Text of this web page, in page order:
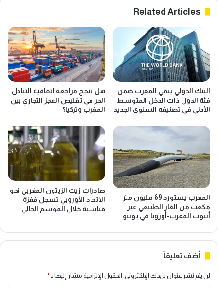
Related Articles
البنك الدولي يبقي المغرب ضمن
فئة الدول ذات الدخل المتوسط
الأدنى في تصنيفه السنوي الجديد
هل تنجح مراجعة اتفاقية التبادل
الحر في تقليص العجز التجاري بين
المغرب وتركيا؟
المغرب يستورد 69 مليون متر
مكعب من الغاز الطبيعي عبر
أنبوب المغرب-أوروبا في يونيو
صادرات زيت الزيتون المغربي نحو
الاتحاد الأوروبي تسجل قفزة
قياسية خلال الموسم الحالي
أضف تعليقاً
لن يتم نشر عنوان بريدك الإلكتروني. الحقول الإلزامية مشار إليها بـ*